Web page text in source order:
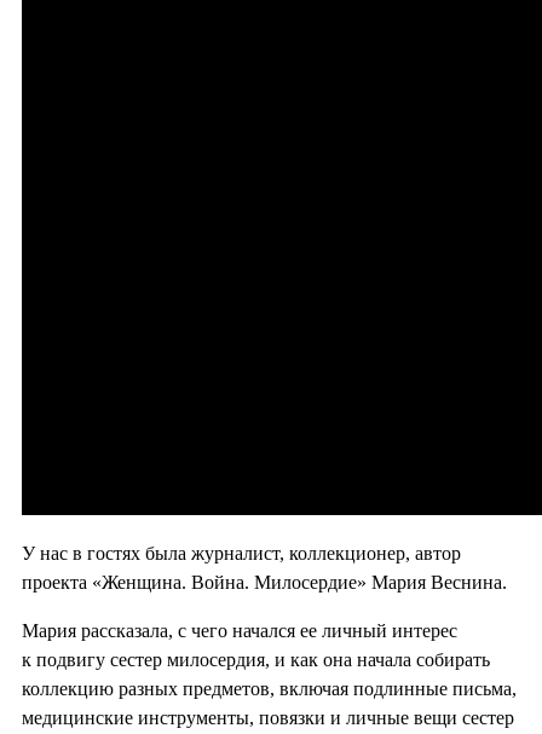
У нас в гостях была журналист, коллекционер, автор
проекта «Женщина. Война. Милосердие» Мария Веснина.
Мария рассказала, с чего начался ее личный интерес
к подвигу сестер милосердия, и как она начала собирать
коллекцию разных предметов, включая подлинные письма,
медицинские инструменты, повязки и личные вещи сестер